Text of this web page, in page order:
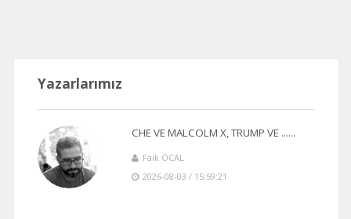
Yazarlarımız
CHE VE MALCOLM X, TRUMP VE ......
Faik ÖCAL
2026-08-03 / 15:59:21